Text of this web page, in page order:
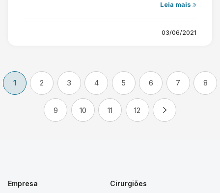
Leia mais
03/06/2021
1 2 3 4 5 6 7 8
9 10 11 12
Empresa
Cirurgiões